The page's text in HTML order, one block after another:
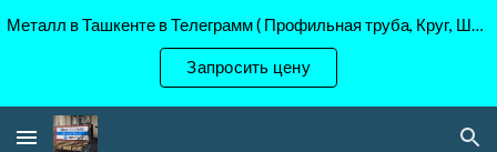
Skip to navigation
Металл в Ташкенте в Телеграмм ( Профильная труба, Круг, Шестигранник Ст45, 40Х, )
Запросить цену